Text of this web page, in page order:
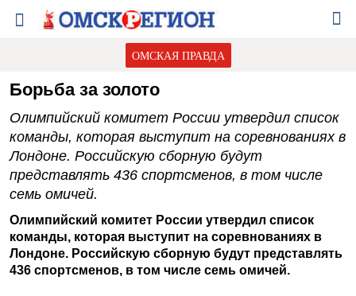
ОМСКАЯ ПРАВДА
Борьба за золото
Олимпийский комитет России утвердил список
команды, которая выступит на соревнованиях в
Лондоне. Российскую сборную будут
представлять 436 спортсменов, в том числе
семь омичей.
Олимпийский комитет России утвердил список
команды, которая выступит на соревнованиях в
Лондоне. Российскую сборную будут представлять
436 спортсменов, в том числе семь омичей.